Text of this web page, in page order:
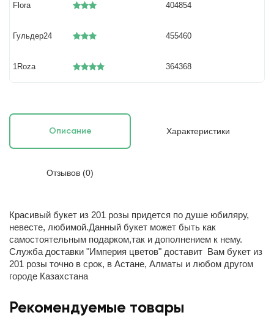
Flora 404854
Гульдер24 455460
1Roza 364368
Описание Характеристики
Отзывов (0)
Красивый букет из 201 розы придется по душе юбиляру,
невесте, любимой.Данный букет может быть как
самостоятельным подарком,так и дополнением к нему.
Служба доставки "Империя цветов" доставит Вам букет из
201 розы точно в срок, в Астане, Алматы и любом другом
городе Казахстана
Рекомендуемые товары